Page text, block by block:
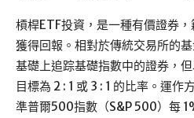
槓桿ETF投資，是一種有價證券
獲得回報。相對於傳統交易所的
基礎上追踪基礎指數中的證券，
目標為 2 : 1 或 3 : 1 的比率。運作
準普爾500指數（S&P 500）每